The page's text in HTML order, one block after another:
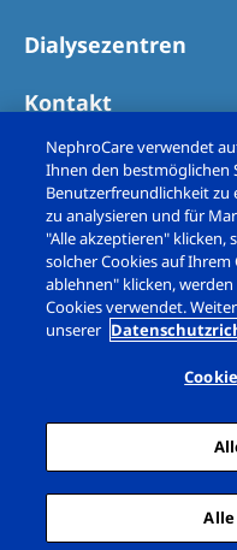
Dialysezentren
Kontakt
Copyright ©
AG. 2026. All rights
Impressum
Sitemap
NephroCare verwendet
Ihnen den bestmöglichen
Benutzerfreundlichkeit zu
zu analysieren und für
"Alle akzeptieren" klicken,
solcher Cookies auf Ihrem
ablehnen" klicken,
Cookies verwendet.
unserer